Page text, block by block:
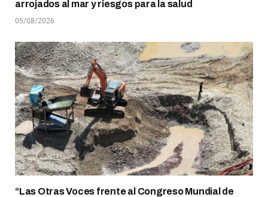
arrojados al mar y riesgos para la salud
05/08/2026
“Las Otras Voces frente al Congreso Mundial de